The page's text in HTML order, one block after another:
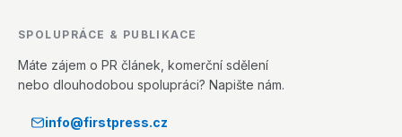
SPOLUPRÁCE & PUBLIKACE
Máte zájem o PR článek, komerční sdělení
nebo dlouhodobou spolupráci? Napište nám.
info@firstpress.cz